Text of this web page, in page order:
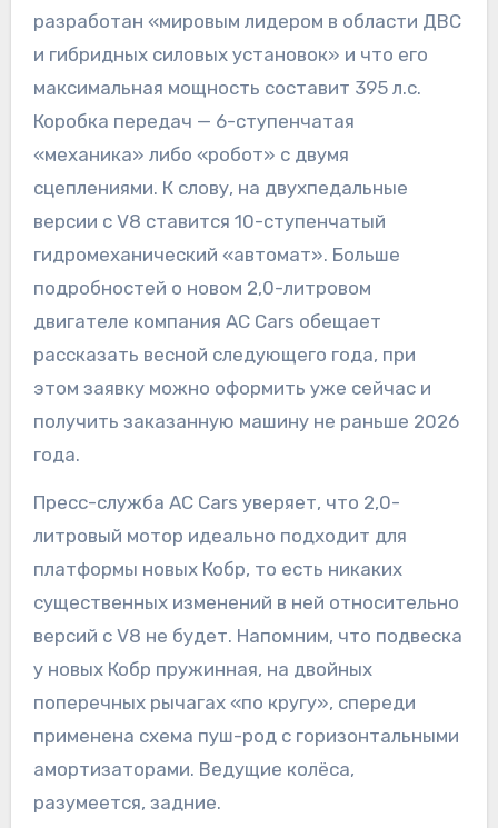
разработан «мировым лидером в области ДВС
и гибридных силовых установок» и что его
максимальная мощность составит 395 л.с.
Коробка передач — 6-ступенчатая
«механика» либо «робот» с двумя
сцеплениями. К слову, на двухпедальные
версии с V8 ставится 10-ступенчатый
гидромеханический «автомат». Больше
подробностей о новом 2,0-литровом
двигателе компания AC Cars обещает
рассказать весной следующего года, при
этом заявку можно оформить уже сейчас и
получить заказанную машину не раньше 2026
года.
Пресс-служба AC Cars уверяет, что 2,0-
литровый мотор идеально подходит для
платформы новых Кобр, то есть никаких
существенных изменений в ней относительно
версий с V8 не будет. Напомним, что подвеска
у новых Кобр пружинная, на двойных
поперечных рычагах «по кругу», спереди
применена схема пуш-род с горизонтальными
амортизаторами. Ведущие колёса,
разумеется, задние.